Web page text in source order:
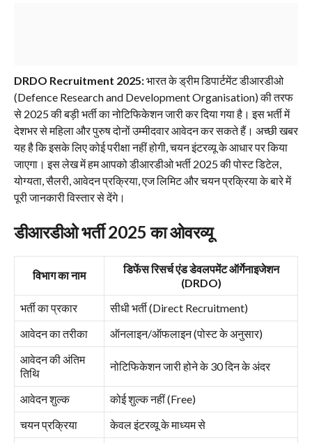
DRDO Recruitment 2025:भारत के ड्रीम डिपार्टमेंट डीआरडीओ
(Defence Research and Development Organisation) की तरफ
से 2025 की बड़ी भर्ती का नोटिफिकेशन जारी कर दिया गया है। इस भर्ती में
देशभर से महिला और पुरुष दोनों उम्मीदवार आवेदन कर सकते हैं। अच्छी खबर
यह है कि इसके लिए कोई परीक्षा नहीं होगी, चयन इंटरव्यू के आधार पर किया
जाएगा। इस लेख में हम आपको डीआरडीओ भर्ती 2025 की पोस्ट डिटेल,
योग्यता, सैलरी, आवेदन प्रक्रिया, एज लिमिट और चयन प्रक्रिया के बारे में
पूरी जानकारी विस्तार से देंगे।
डीआरडीओ भर्ती 2025 का ओवरव्यू
विभाग का नाम
डिफेंस रिसर्च एंड डेवलपमेंट ऑर्गेनाइजेशन
(DRDO)
भर्ती का प्रकार
सीधी भर्ती (Direct Recruitment)
आवेदन का तरीका
ऑनलाइन/ऑफलाइन (पोस्ट के अनुसार)
आवेदन की अंतिम
तिथि
नोटिफिकेशन जारी होने के 30 दिन के अंदर
आवेदन शुल्क
कोई शुल्क नहीं (Free)
चयन प्रक्रिया
केवल इंटरव्यू के माध्यम से